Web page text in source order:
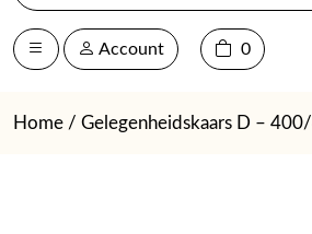
Account 0
Home / Gelegenheidskaars D –